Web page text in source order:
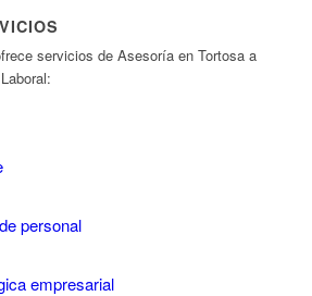
servicios de Asesoría en Tortosa a
personal
empresarial